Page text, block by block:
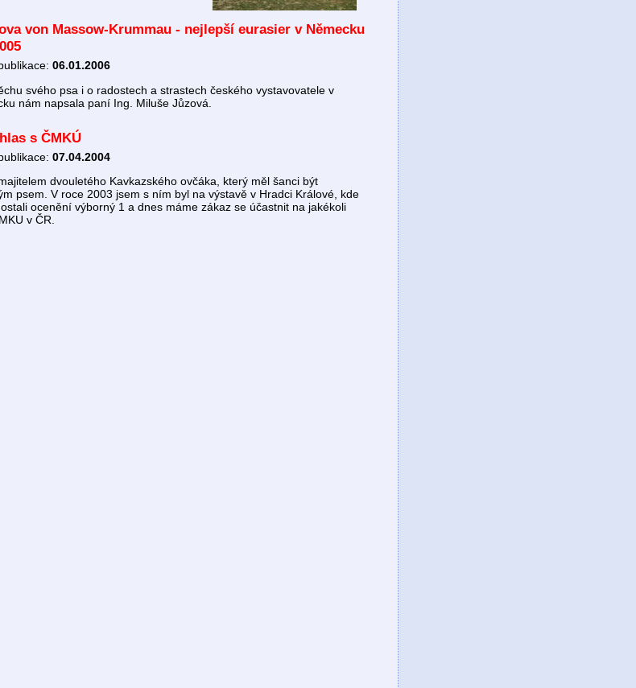
von Massow-Krummau - nejlepší eurasier v Německu
06.01.2006
svého psa i o radostech a strastech českého vystavovatele v
nám napsala paní Ing. Miluše Jůzová.
s ČMKÚ
07.04.2004
dvouletého Kavkazského ovčáka, který měl šanci být
psem. V roce 2003 jsem s ním byl na výstavě v Hradci Králové, kde
ocenění výborný 1 a dnes máme zákaz se účastnit na jakékoli
v ČR.